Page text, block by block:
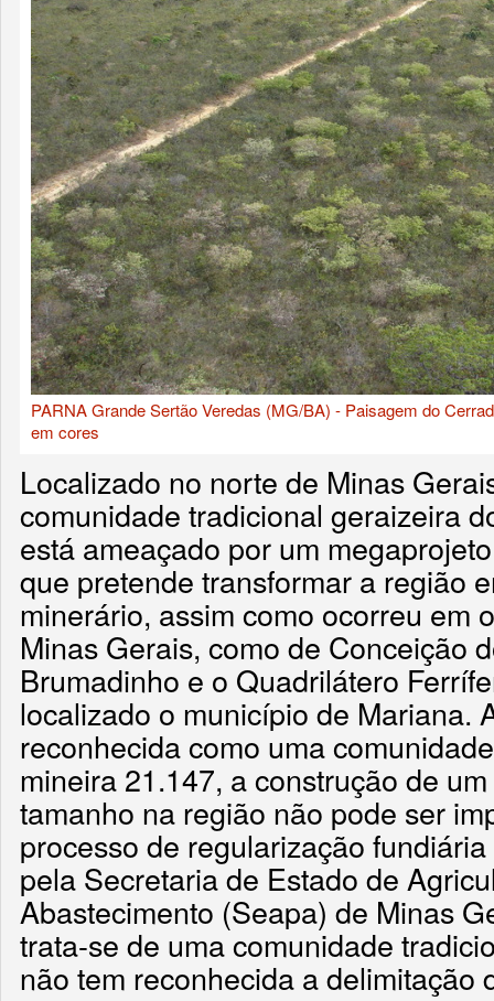
PARNA Grande Sertão Veredas (MG/BA) - Paisagem do
em cores
Localizado no norte de Minas
comunidade tradicional geraizeira
está ameaçado por um
que pretende transformar a região
minerário, assim como ocorreu em
Minas Gerais, como de Conceição
Brumadinho e o Quadrilátero
localizado o município de Mariana.
reconhecida como uma
mineira 21.147, a construção de
tamanho na região não pode ser
processo de regularização
pela Secretaria de Estado de
Abastecimento (Seapa) de Minas
trata-se de uma comunidade
não tem reconhecida a delimitação